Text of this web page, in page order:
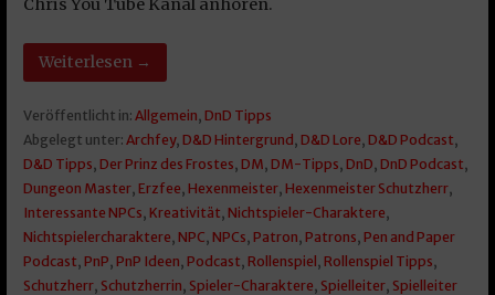
Chris You Tube Kanal anhören.
Weiterlesen →
Veröffentlicht in: Allgemein DnD Tipps
Abgelegt unter: Archfey, D&D Hintergrund D&D Lore D&D Podcast
D&D Tipps Der Prinz des Frostes DM DM-Tipps DnD DnD Podcast
Dungeon Master, Erzfee Hexenmeister, Hexenmeister Schutzherr,
Interessante NPCs Kreativität Nichtspieler-Charaktere
Nichtspielercharaktere NPC NPCs Patron Patrons Pen and Paper
Podcast PnP PnP Ideen Podcast Rollenspiel Rollenspiel Tipps
Schutzherr, Schutzherrin Spieler-Charaktere Spielleiter, Spielleiter